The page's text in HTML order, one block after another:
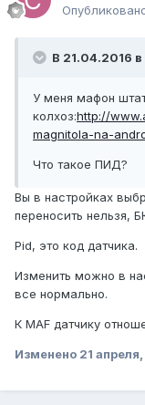
В 21.04.2016 в
У меня мафон
колхоз:http://
magnitola-na-
Что такое ПИД?
Вы в настройках
переносить нельзя,
Pid, это код датчика.
Изменить можно в
все нормально.
К MAF датчику
Изменено 21